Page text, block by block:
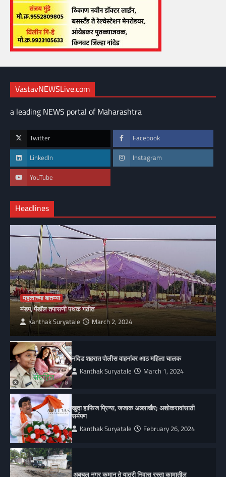
VastavNEWSLive.com
a leading NEWS portal of Maharashtra
Twitter Facebook
LinkedIn Instagram
YouTube
Headlines
महत्वाच्या बातम्या
मंडप, पेंडॉल तपासणी पथक गठीत
Kanthak Suryatale March 2, 2024
नांदेड शहरात पोलीस वाहनांवर आठ महिला चालक
Kanthak Suryatale March 1, 2024
खुदा हाफिज प्रिन्स, जजाक अल्लाखैर; अशोकरावांसाठी
सर्मपण
Kanthak Suryatale February 26, 2024
अबचल नगर कमान ते यात्री निवास रस्ता कामातील